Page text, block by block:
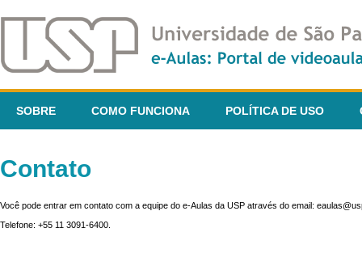
SOBRE COMO FUNCIONA POLÍTICA DE USO
Contato
Você pode entrar em contato com a equipe do e-Aulas da USP através do email:
Telefone: +55 11 3091-6400.